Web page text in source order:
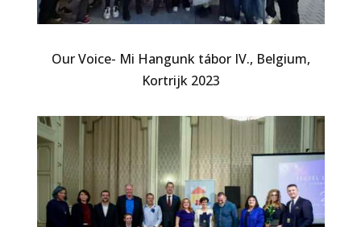
Our Voice- Mi Hangunk tábor IV., Belgium,
Kortrijk 2023